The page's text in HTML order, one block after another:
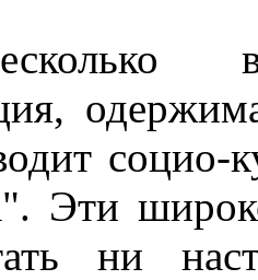
социо-
Эти
ни